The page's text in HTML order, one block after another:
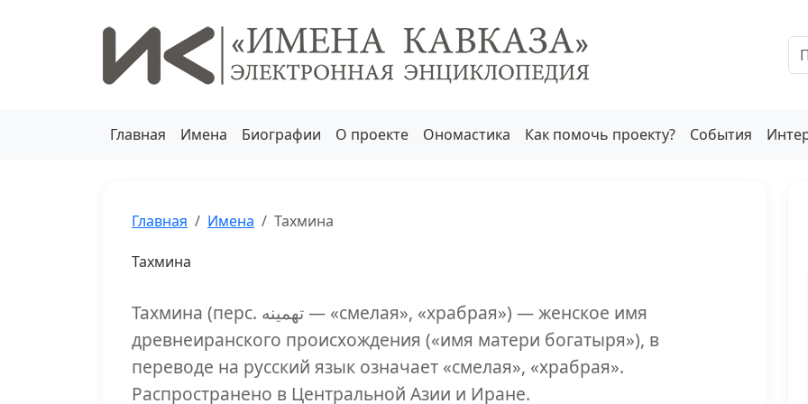
Главная Имена Биографии О проекте Ономастика Как помочь проекту? События
Главная Имена Тахмина
Тахмина
Тахмина (перс. تهمینه‎ — «смелая», «храбрая») — женское имя
древнеиранского происхождения («имя матери богатыря»), в
переводе на русский язык означает «смелая», «храбрая».
Распространено в Центральной Азии и Иране.